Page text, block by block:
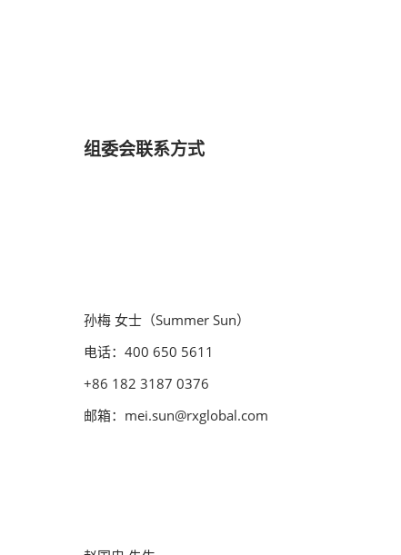
组委会联系方式
孙梅 女士（Summer Sun）
电话：400 650 5611
+86 182 3187 0376
邮箱：mei.sun@rxglobal.com